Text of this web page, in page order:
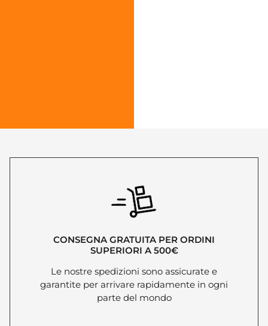
CONSEGNA GRATUITA PER ORDINI
SUPERIORI A 500€
Le nostre spedizioni sono assicurate e
garantite per arrivare rapidamente in ogni
parte del mondo